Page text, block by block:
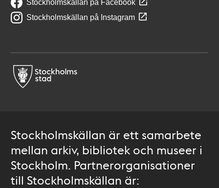
Stockholmskällan på Facebook
Stockholmskällan på Instagram
Stockholmskällan är ett samarbete
mellan arkiv, bibliotek och museer i
Stockholm. Partnerorganisationer
till Stockholmskällan är: